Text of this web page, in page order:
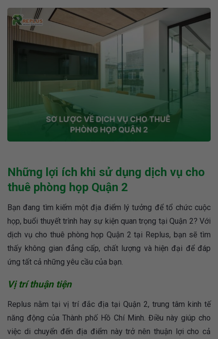
Những lợi ích khi sử dụng dịch vụ cho
thuê phòng họp Quận 2
Bạn đang tìm kiếm một địa điểm lý tưởng để tổ chức cuộc
họp, buổi thuyết trình hay sự kiện quan trọng tại Quận 2? Với
dịch vụ cho thuê phòng họp Quận 2 tại Replus, bạn sẽ tìm
thấy không gian đẳng cấp, chất lượng và hiện đại để đáp
ứng tất cả những yêu cầu của bạn.
Vị trí thuận tiện
Replus nằm tại vị trí đắc địa tại Quận 2, trung tâm kinh tế
năng động của Thành phố Hồ Chí Minh. Điều này giúp cho
việc di chuyển đến địa điểm này trở nên thuận lợi cho cả